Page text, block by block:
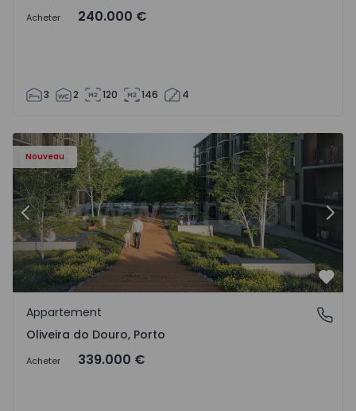
Acheter 240.000 €
3 2 120 146 4
Nouveau
1575522 - 8
Appartement T2 Vila Nova de Gaia, Oliveira do Douro -
Précédent
Oliveira do Douro, Porto
Appartement
Oliveira do Douro, Porto
Acheter 339.000 €